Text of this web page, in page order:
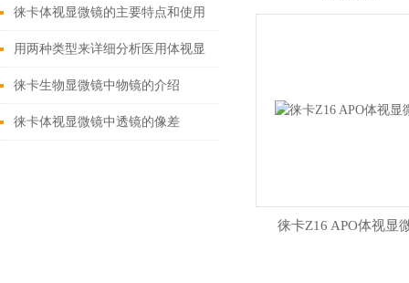
看
徕卡体视显微镜的主要特点和使用
方法
用两种类型来详细分析医用体视显
微镜结构功能
徕卡生物显微镜中物镜的介绍
徕卡体视显微镜中透镜的像差
徕卡Z16 APO体视显